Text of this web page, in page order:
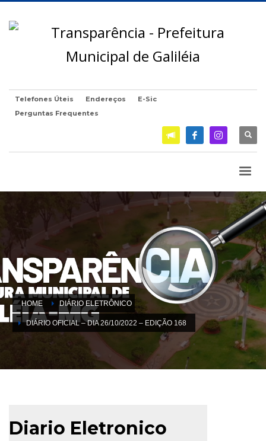
Telefones Úteis Endereços
E-Sic
Perguntas Frequentes
HOME DIÁRIO ELETRÔNICO
DIÁRIO OFICIAL – DIA 26/10/2022 – EDIÇÃO 168
Diario Eletronico